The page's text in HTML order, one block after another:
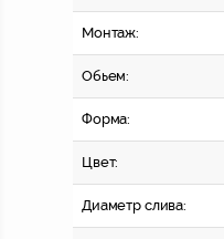
Монтаж:
Обьем:
Форма:
Цвет:
Диаметр слива: